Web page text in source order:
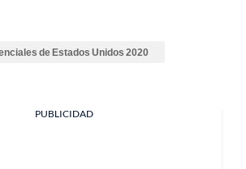
de Estados Unidos 2020
PUBLICIDAD